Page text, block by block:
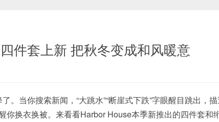
件套上新 把秋冬变成和风暖意
。当你搜索新闻，“大跳水”“断崖式下跌”字眼醒目跳出，
你换衣换被。来看看Harbor House本季新推出的四件套和